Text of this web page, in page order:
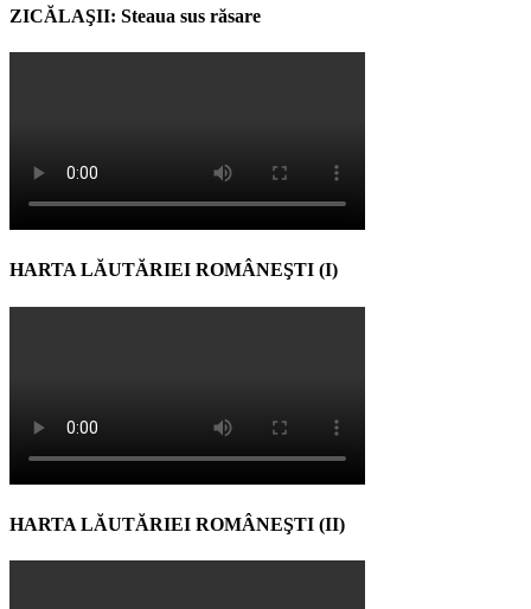
ZICĂLAŞII: Steaua sus răsare
HARTA LĂUTĂRIEI ROMÂNEŞTI (I)
HARTA LĂUTĂRIEI ROMÂNEŞTI (II)